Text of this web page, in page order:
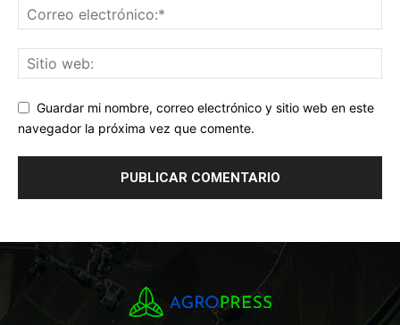
Guardar mi nombre, correo electrónico y sitio web en este
navegador la próxima vez que comente.